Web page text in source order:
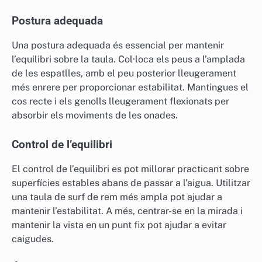
Postura adequada
Una postura adequada és essencial per mantenir
l’equilibri sobre la taula. Col·loca els peus a l’amplada
de les espatlles, amb el peu posterior lleugerament
més enrere per proporcionar estabilitat. Mantingues el
cos recte i els genolls lleugerament flexionats per
absorbir els moviments de les onades.
Control de l’equilibri
El control de l’equilibri es pot millorar practicant sobre
superfícies estables abans de passar a l’aigua. Utilitzar
una taula de surf de rem més ampla pot ajudar a
mantenir l’estabilitat. A més, centrar-se en la mirada i
mantenir la vista en un punt fix pot ajudar a evitar
caigudes.